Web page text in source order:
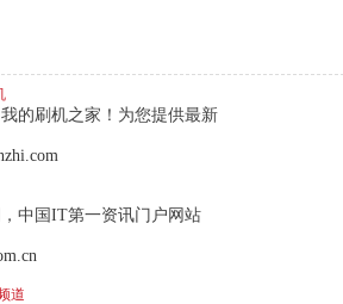
的刷机之家！为您提供最新
中国IT第一资讯门户网站
道